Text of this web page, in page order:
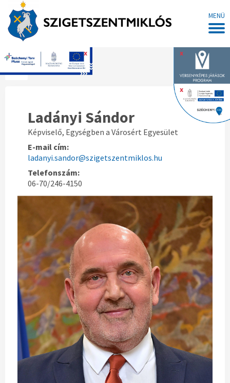
MENÜ
x
x
x
Főoldal
Ladányi Sándor
Képviselő, Egységben a Városért Egyesület
E-mail cím:
ladanyi.sandor@szigetszentmiklos.hu
Telefonszám:
06-70/246-4150